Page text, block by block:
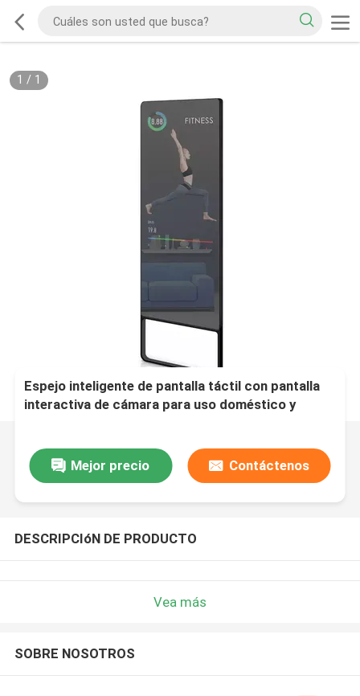
1 / 1
Espejo inteligente de pantalla táctil con pantalla
interactiva de cámara para uso doméstico y
Mejor precio Contáctenos
DESCRIPCIóN DE PRODUCTO
Vea más
SOBRE NOSOTROS